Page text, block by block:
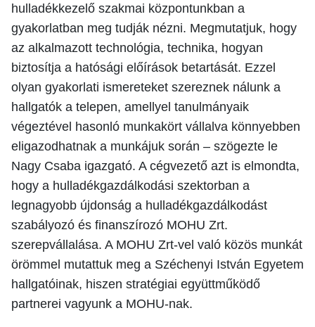
hulladékkezelő szakmai központunkban a
gyakorlatban meg tudják nézni. Megmutatjuk, hogy
az alkalmazott technológia, technika, hogyan
biztosítja a hatósági előírások betartását. Ezzel
olyan gyakorlati ismereteket szereznek nálunk a
hallgatók a telepen, amellyel tanulmányaik
végeztével hasonló munkakört vállalva könnyebben
eligazodhatnak a munkájuk során – szögezte le
Nagy Csaba igazgató. A cégvezető azt is elmondta,
hogy a hulladékgazdálkodási szektorban a
legnagyobb újdonság a hulladékgazdálkodást
szabályozó és finanszírozó MOHU Zrt.
szerepvállalása. A MOHU Zrt-vel való közös munkát
örömmel mutattuk meg a Széchenyi István Egyetem
hallgatóinak, hiszen stratégiai együttműködő
partnerei vagyunk a MOHU-nak.